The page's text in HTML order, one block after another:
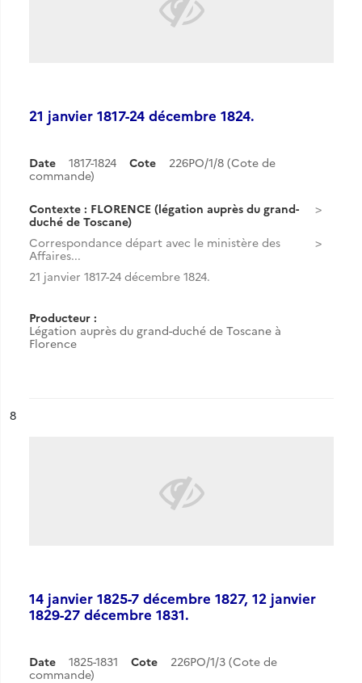
21 janvier 1817-24 décembre 1824.
Date 1817-1824 Cote
226PO/1/8 (Cote de
commande)
Contexte : FLORENCE (légation auprès du grand-
duché de Toscane)
Correspondance départ avec le ministère des
Affaires...
21 janvier 1817-24 décembre 1824.
Producteur :
Légation auprès du grand-duché de Toscane à
Florence
n°
8
14 janvier 1825-7 décembre 1827, 12 janvier
1829-27 décembre 1831.
Date 1825-1831 Cote
226PO/1/3 (Cote de
commande)